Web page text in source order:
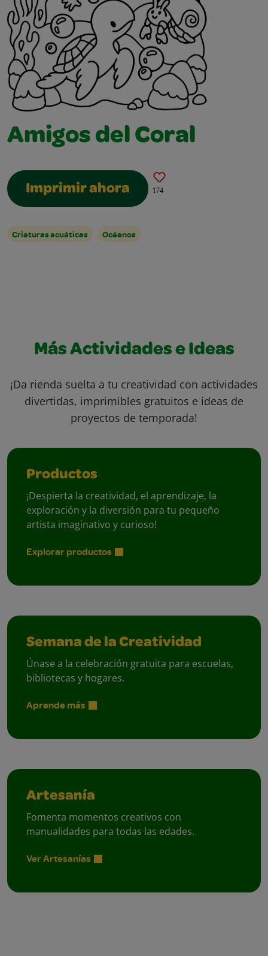
Amigos del Coral
Imprimir ahora 174
Criaturas acuáticas Océanos
Más Actividades e Ideas
¡Da rienda suelta a tu creatividad con actividades
divertidas, imprimibles gratuitos e ideas de
proyectos de temporada!
Productos
¡Despierta la creatividad, el aprendizaje, la
exploración y la diversión para tu pequeño
artista imaginativo y curioso!
Explorar productos
Semana de la Creatividad
Únase a la celebración gratuita para escuelas,
bibliotecas y hogares.
Aprende más
Artesanía
Fomenta momentos creativos con
manualidades para todas las edades.
Ver Artesanías